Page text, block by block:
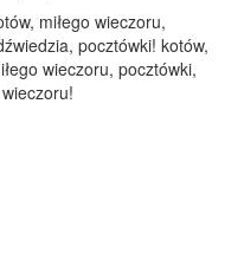
miłego wieczoru,
pocztówki! kotów,
wieczoru, pocztówki,